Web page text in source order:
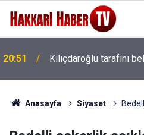
20:51 Kılıçdaroğlu tarafını
Anasayfa Siyaset